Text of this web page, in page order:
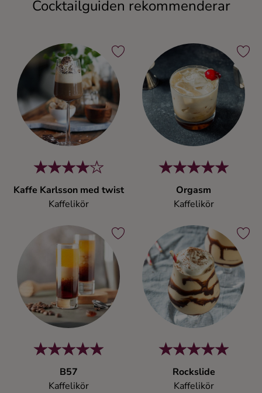
Cocktailguiden rekommenderar
Kaffe Karlsson med twist
Kaffelikör
Orgasm
Kaffelikör
B57
Kaffelikör
Rockslide
Kaffelikör